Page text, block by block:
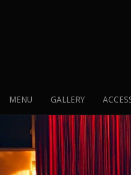
MENU GALLERY